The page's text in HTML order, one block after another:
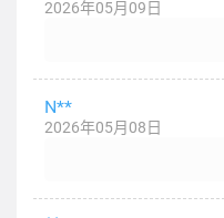
2026年05月09日
N**
2026年05月08日